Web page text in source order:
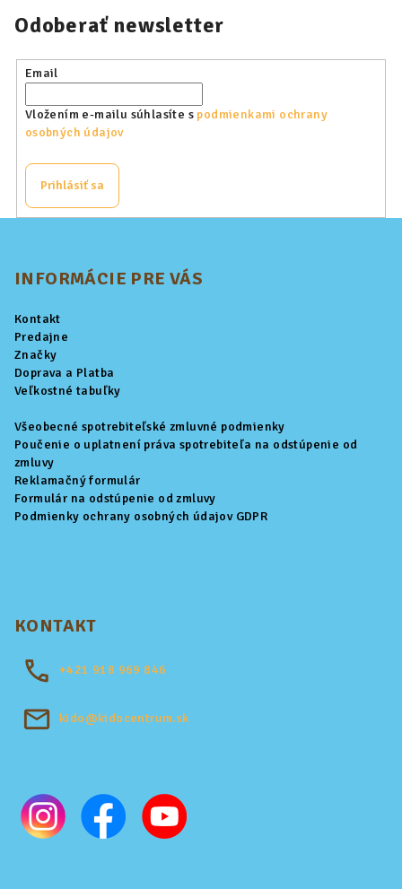
Odoberať newsletter
Email
Vložením e-mailu súhlasíte s podmienkami ochrany
osobných údajov
Prihlásiť sa
INFORMÁCIE PRE VÁS
Kontakt
Predajne
Značky
Doprava a Platba
Veľkostné tabuľky
Všeobecné spotrebiteľské zmluvné podmienky
Poučenie o uplatnení práva spotrebiteľa na odstúpenie od
zmluvy
Reklamačný formulár
Formulár na odstúpenie od zmluvy
Podmienky ochrany osobných údajov GDPR
KONTAKT
+421 918 969 846
kido@kidocentrum.sk